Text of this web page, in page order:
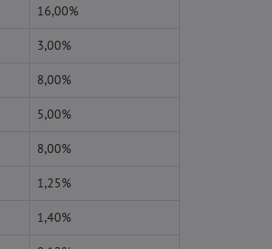
16,00%
3,00%
8,00%
5,00%
8,00%
1,25%
1,40%